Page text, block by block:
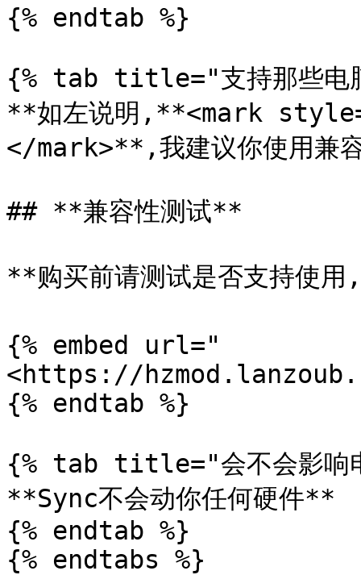
{% endtab %}
{% tab title="支持那些电
**如左说明,**<mark
</mark>**,我建议你使用兼
## **兼容性测试**
**购买前请测试是否支持使
{% embed url="
<https://
{% endtab %}
{% tab title="会不会影响
**Sync不会动你任何硬件**
{% endtab %}
{% endtabs %}